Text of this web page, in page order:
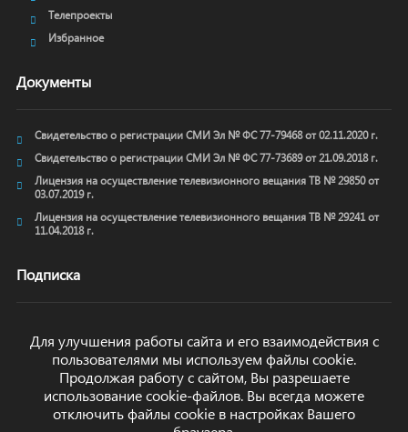
Телепроекты
Избранное
Документы
Свидетельство о регистрации СМИ Эл № ФС 77-79468 от 02.11.2020 г.
Свидетельство о регистрации СМИ Эл № ФС 77-73689 от 21.09.2018 г.
Лицензия на осуществление телевизионного вещания ТВ № 29850 от
03.07.2019 г.
Лицензия на осуществление телевизионного вещания ТВ № 29241 от
11.04.2018 г.
Подписка
ОТПРАВИТЬ
Для улучшения работы сайта и его взаимодействия с
пользователями мы используем файлы cookie.
Продолжая работу с сайтом, Вы разрешаете
использование cookie-файлов. Вы всегда можете
отключить файлы cookie в настройках Вашего